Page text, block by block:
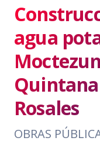
agua
Rosales
OBRAS